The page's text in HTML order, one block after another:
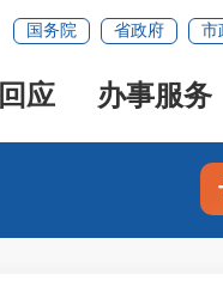
国务院 省政府 市
应 办事服务